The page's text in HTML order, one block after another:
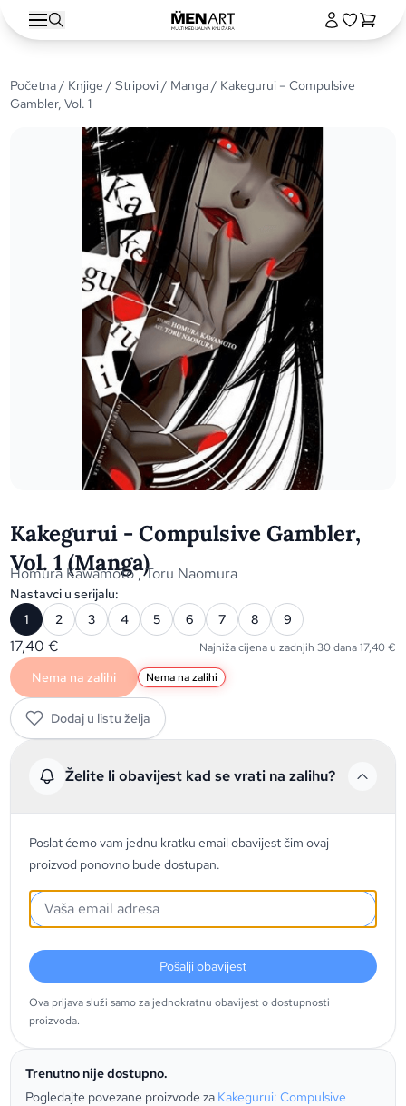
Početna/ Knjige /Stripovi/ Manga/ Kakegurui – Compulsive
Gambler, Vol. 1
Kakegurui - Compulsive Gambler,
Vol. 1 (Manga)
Homura Kawamoto,Toru Naomura
Nastavci u serijalu:
1
2 3 4 5 6 7 8 9
17,40€ Najniža cijena u zadnjih 30 dana17,40€
Nema na zalihi Nema na zalihi
Dodaj u listu želja
Želite li obavijest kad se vrati na zalihu?
Poslat ćemo vam jednu kratku email obavijest čim ovaj
proizvod ponovno bude dostupan.
Pošalji obavijest
Ova prijava služi samo za jednokratnu obavijest o dostupnosti
proizvoda.
Trenutno nije dostupno.
Pogledajte povezane proizvode za Kakegurui: Compulsive